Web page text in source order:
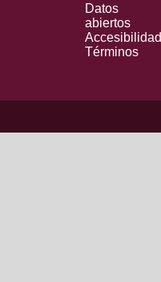
Datos
abiertos
Accesibilidad
Términos